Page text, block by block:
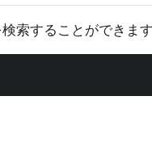
索することができます